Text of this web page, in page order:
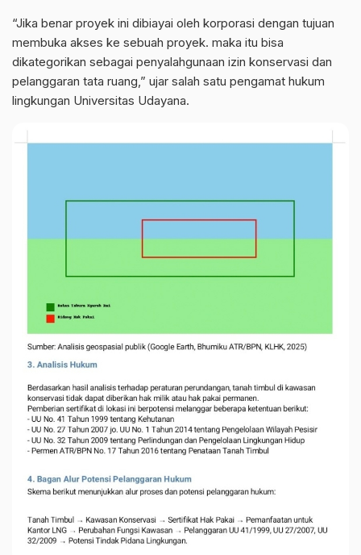
“Jika benar proyek ini dibiayai oleh korporasi dengan tujuan
membuka akses ke sebuah proyek. maka itu bisa
dikategorikan sebagai penyalahgunaan izin konservasi dan
pelanggaran tata ruang,” ujar salah satu pengamat hukum
lingkungan Universitas Udayana.